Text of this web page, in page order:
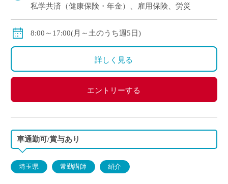
私学共済（健康保険・年金）、雇用保険、労災
8:00～17:00(月～土のうち週5日)
詳しく見る
エントリーする
車通勤可/賞与あり
埼玉県 常勤講師 紹介